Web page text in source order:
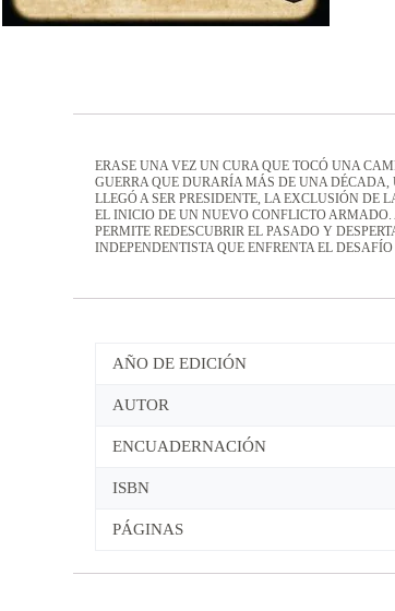
ERASE UNA VEZ UN CURA QUE TOCÓ UNA
GUERRA QUE DURARÍA MÁS DE UNA
LLEGÓ A SER PRESIDENTE, LA EXCLUSIÓN DE
EL INICIO DE UN NUEVO CONFLICTO
PERMITE REDESCUBRIR EL PASADO Y
INDEPENDENTISTA QUE ENFRENTA EL
AÑO DE EDICIÓN
AUTOR
ENCUADERNACIÓN
ISBN
PÁGINAS